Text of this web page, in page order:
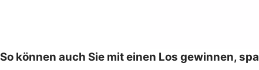
So können auch Sie mit einen Los gewinnen,